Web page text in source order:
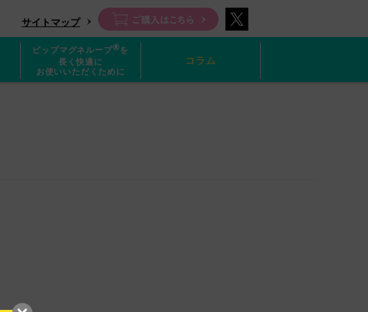
サイトマップ
ピップマグネループ®を
長く快適に
お使いいただくために
コラム